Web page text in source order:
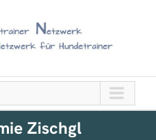
Zischgl